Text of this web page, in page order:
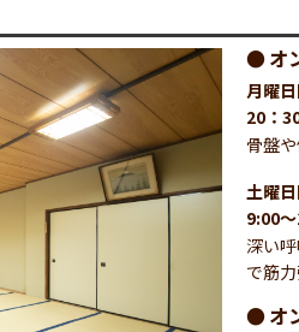
オ
月曜
20：
骨盤
土曜
9:00
深い
で筋
オ